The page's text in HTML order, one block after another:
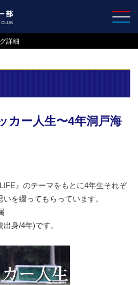
詳細
カー人生〜4年洞戸海
』のテーマをもとに4年生それぞ
を綴ってもらっています。
身/4年)です。